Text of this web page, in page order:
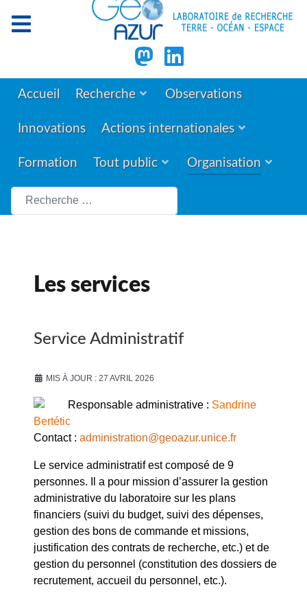
Accueil Recherche Observations
Innovations Actions internationales
Formation Tout public Organisation
Rechercher
Les services
Service Administratif
MIS À JOUR : 27 AVRIL 2026
Responsable administrative : Sandrine
Bertétic
Contact : administration@geoazur.unice.fr
Le service administratif est composé de 9
personnes. Il a pour mission d’assurer la gestion
administrative du laboratoire sur les plans
financiers (suivi du budget, suivi des dépenses,
gestion des bons de commande et missions,
justification des contrats de recherche, etc.) et de
gestion du personnel (constitution des dossiers de
recrutement, accueil du personnel, etc.).